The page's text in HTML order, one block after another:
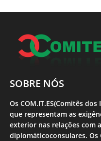
SOBRE NÓS
Os COM.IT.ES(Comitês
que representam as
exterior nas relações com
diplomáticoconsulares. Os